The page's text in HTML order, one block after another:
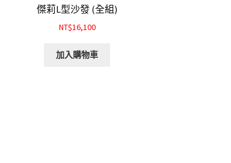
傑莉L型沙發 (全組)
NT$16,100
加入購物車